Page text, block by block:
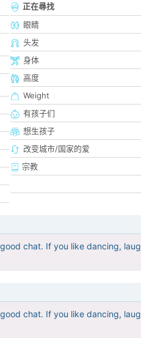
正在尋找
眼睛
头发
身体
高度
Weight
有孩子们
想生孩子
改变城市/国家的爱
宗教
chat. If you like dancing,
chat. If you like dancing,